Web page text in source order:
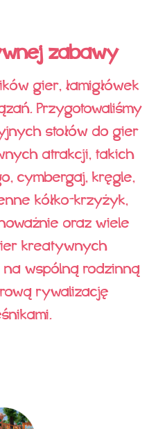
zabawy
gier, łamigłówek
Przygotowaliśmy
stołów do gier
atrakcji, takich
cymbergaj, kręgle,
kółko-krzyżyk,
oraz wiele
kreatywnych
na wspólną rodzinną
rywalizację